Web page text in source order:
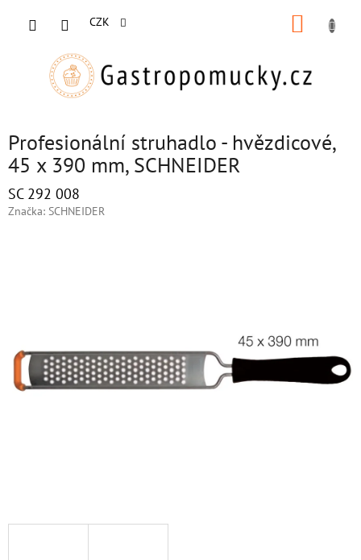
CZK
Profesionální struhadlo - hvězdicové,
45 x 390 mm, SCHNEIDER
SC 292 008
Značka: SCHNEIDER